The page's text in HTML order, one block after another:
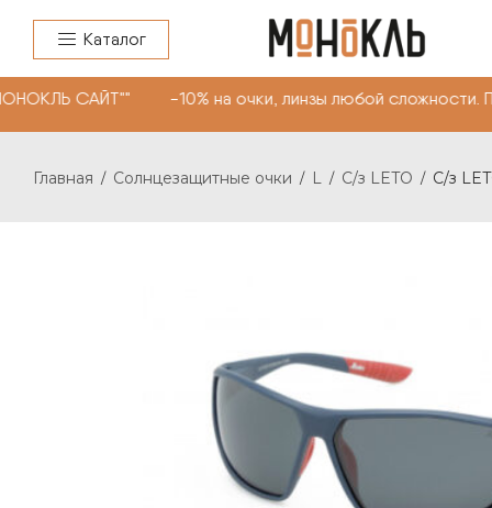
Каталог
САЙТ"" -10% на очки, линзы любой
Главная / Солнцезащитные очки / L / C/з LETO / C/з